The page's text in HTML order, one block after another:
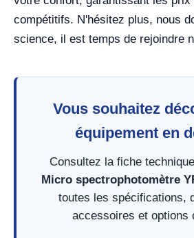
compétitifs. N'hésitez plus, nous
science, il est temps de rejoindre
Vous souhaitez
équipement en
Consultez la fiche
Micro spectrophotomètre
toutes les spécifications,
accessoires et options